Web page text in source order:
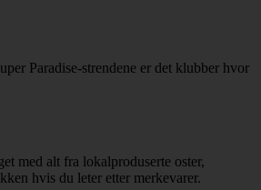
Paradise-strendene er det klubber hvor
med alt fra lokalproduserte oster,
hvis du leter etter merkevarer.